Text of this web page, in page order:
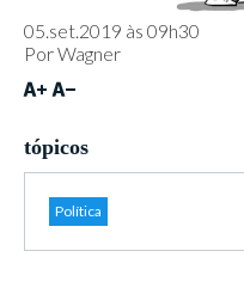
05.set.2019 às 09h30
PorWagner
tópicos
Política